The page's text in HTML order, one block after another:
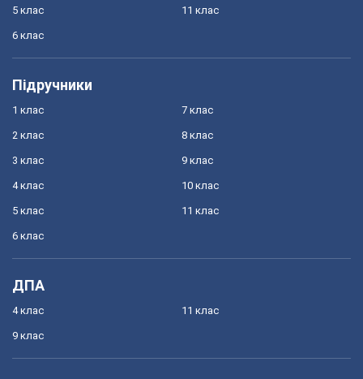
5 клас
6 клас
11 клас
Підручники
1 клас
2 клас
3 клас
4 клас
5 клас
6 клас
7 клас
8 клас
9 клас
10 клас
11 клас
ДПА
4 клас
9 клас
11 клас